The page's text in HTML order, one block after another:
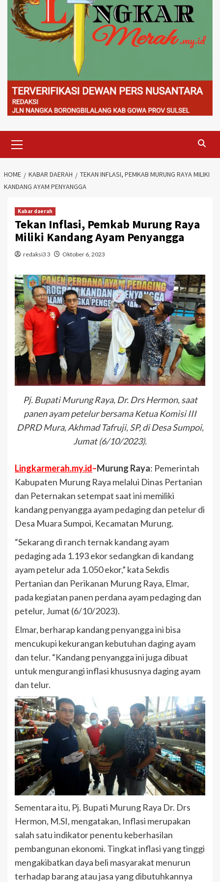
Menu
HOME KABAR DAERAH
TEKAN INFLASI, PEMKAB MURUNG RAYA MILIKI
KANDANG AYAM PENYANGGA
Kabar daerah
Tekan Inflasi, Pemkab Murung Raya
Miliki Kandang Ayam Penyangga
redaksi3 3 Oktober 6, 2023
Pj. Bupati Murung Raya, Dr. Drs Hermon, saat
panen ayam petelur bersama Ketua Komisi III
DPRD Mura, Akhmad Tafruji, SP, di Desa Sumpoi,
Jumat (6/10/2023).
Lingkarmerah.my.id–Murung Raya: Pemerintah
Kabupaten Murung Raya melalui Dinas Pertanian
dan Peternakan setempat saat ini memiliki
kandang penyangga ayam pedaging dan petelur di
Desa Muara Sumpoi, Kecamatan Murung.
“Sekarang di ranch ternak kandang ayam
pedaging ada 1.193 ekor sedangkan di kandang
ayam petelur ada 1.050 ekor,” kata Sekdis
Pertanian dan Perikanan Murung Raya, Elmar,
pada kegiatan panen perdana ayam pedaging dan
petelur, Jumat (6/10/2023).
Elmar, berharap kandang penyangga ini bisa
mencukupi kekurangan kebutuhan daging ayam
dan telur. “Kandang penyangga ini juga dibuat
untuk mengurangi inflasi khususnya daging ayam
dan telur.
Sementara itu, Pj. Bupati Murung Raya Dr. Drs
Hermon, M.SI, mengatakan, Inflasi merupakan
salah satu indikator penentu keberhasilan
pembangunan ekonomi. Tingkat inflasi yang tinggi
mengakibatkan daya beli masyarakat menurun
terhadap barang atau jasa yang dibutuhkannya